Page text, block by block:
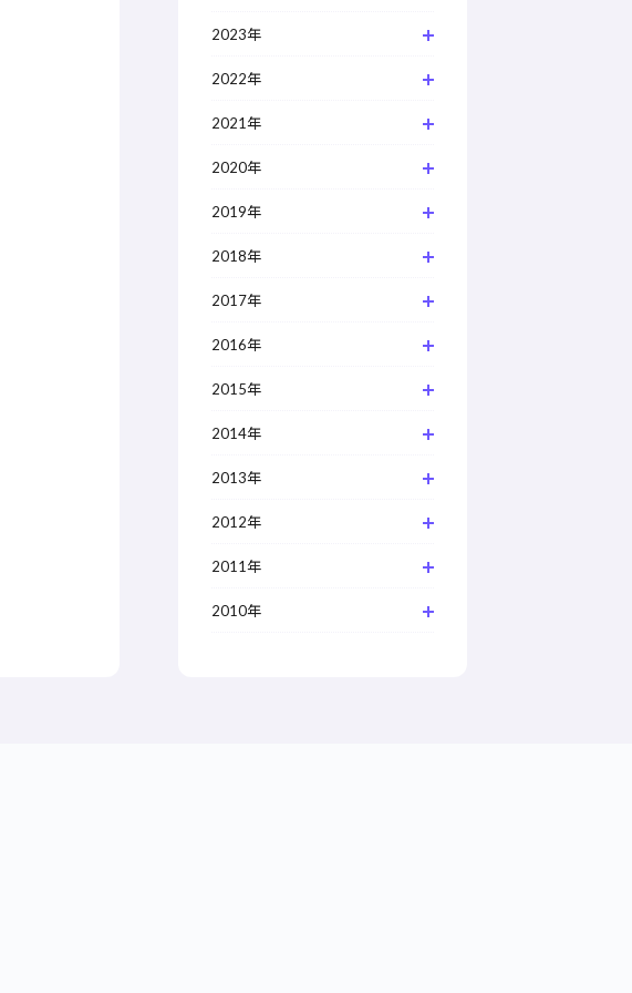
2023年
2022年
2021年
2020年
2019年
2018年
2017年
2016年
2015年
2014年
2013年
2012年
2011年
2010年